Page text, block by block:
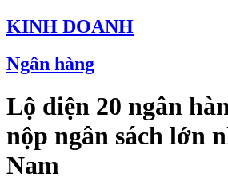
KINH DOANH
Ngân hàng
Lộ diện 20 ngân
nộp ngân sách lớn
Nam